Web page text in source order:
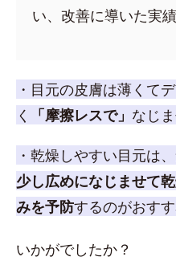
い、改善に導いた実績
・目元の皮膚は薄くて
く
「摩擦レスで」 なじ
・乾燥しやすい目元は
少し広めになじませて
みを予防するのがおすす
いかがでしたか？